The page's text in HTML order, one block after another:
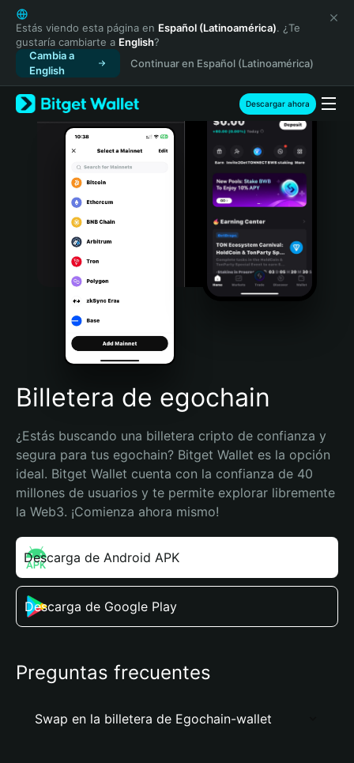
English
日本語
Tiếng Việt
Русский
Español (Latinoamérica)
Türkçe
Italiano
Português (Portugal)
Bahasa Indonesia
Português (Brasil)
Español (Argentina)
Estás viendo esta página en Español (Latinoamérica). ¿Te
gustaría cambiarte a English?
Cambia a
English
Continuar en Español (Latinoamérica)
Descargar ahora
Billetera de egochain
¿Estás buscando una billetera cripto de confianza y
segura para tus egochain? Bitget Wallet es la opción
ideal. Bitget Wallet cuenta con la confianza de 40
millones de usuarios y te permite explorar libremente
la Web3. ¡Comienza ahora mismo!
Descarga de Android APK
Descarga de Google Play
Preguntas frecuentes
Swap en la billetera de Egochain-wallet